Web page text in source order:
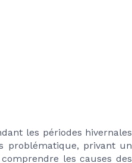
les périodes hivernales
problématique, privant un
les causes des